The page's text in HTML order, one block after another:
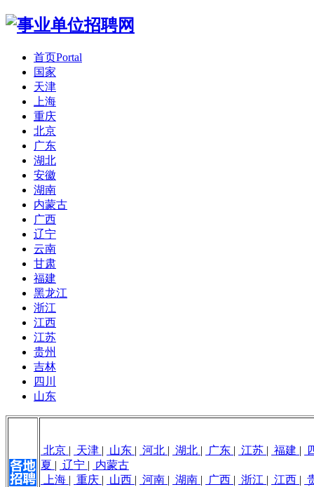
首页Portal
国家
天津
上海
重庆
北京
广东
湖北
安徽
湖南
内蒙古
广西
辽宁
云南
甘肃
福建
黑龙江
浙江
江西
江苏
贵州
吉林
四川
山东
北京 | 天津 | 山东 | 河北 | 湖北 | 广东 | 江苏 | 福建 |
夏 | 辽宁 | 内蒙古
上海 | 重庆 | 山西 | 河南 | 湖南 | 广西 | 浙江 | 江西 |